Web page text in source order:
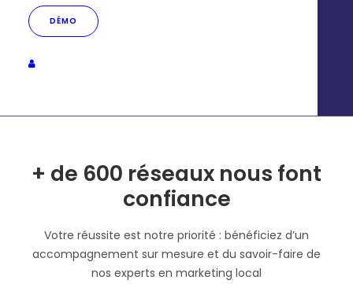
DÉMO
+ de 600 réseaux nous font
confiance
Votre réussite est notre priorité : bénéficiez d’un
accompagnement sur mesure et du savoir-faire de
nos experts en marketing local